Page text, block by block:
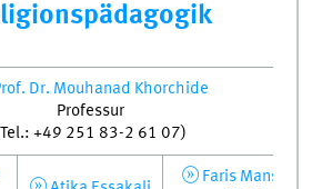
Dr. Mouhanad Khorchide
Professur
+49 251 83-2 61 07)
Faris Mansouri,